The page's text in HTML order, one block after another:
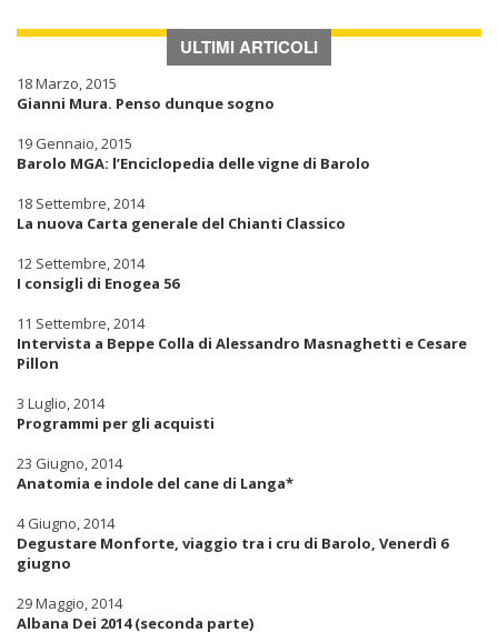
ULTIMI ARTICOLI
18 Marzo, 2015
Gianni Mura. Penso dunque sogno
19 Gennaio, 2015
Barolo MGA: l’Enciclopedia delle vigne di Barolo
18 Settembre, 2014
La nuova Carta generale del Chianti Classico
12 Settembre, 2014
I consigli di Enogea 56
11 Settembre, 2014
Intervista a Beppe Colla di Alessandro Masnaghetti e Cesare
Pillon
3 Luglio, 2014
Programmi per gli acquisti
23 Giugno, 2014
Anatomia e indole del cane di Langa*
4 Giugno, 2014
Degustare Monforte, viaggio tra i cru di Barolo, Venerdì 6
giugno
29 Maggio, 2014
Albana Dei 2014 (seconda parte)